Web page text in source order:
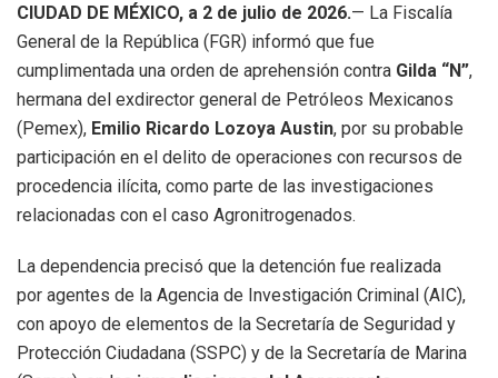
CIUDAD DE MÉXICO, a 2 de julio de 2026.— La Fiscalía
General de la República (FGR) informó que fue
cumplimentada una orden de aprehensión contra Gilda “N”,
hermana del exdirector general de Petróleos Mexicanos
(Pemex), Emilio Ricardo Lozoya Austin, por su probable
participación en el delito de operaciones con recursos de
procedencia ilícita, como parte de las investigaciones
relacionadas con el caso Agronitrogenados.
La dependencia precisó que la detención fue realizada
por agentes de la Agencia de Investigación Criminal (AIC),
con apoyo de elementos de la Secretaría de Seguridad y
Protección Ciudadana (SSPC) y de la Secretaría de Marina